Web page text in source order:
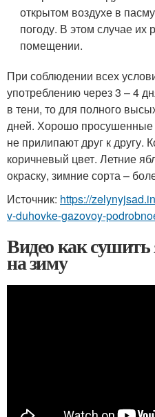
открытом воздухе в
погоду. В этом случае
помещении.
При соблюдении всех
употреблению через 3 – 4
в тени, то для полного
дней. Хорошо просушенные
не прилипают друг к другу.
коричневый цвет. Летние
окраску, зимние сорта –
Источник: https://
v-duhovke-gazovoy-
Видео как сушить
на зиму